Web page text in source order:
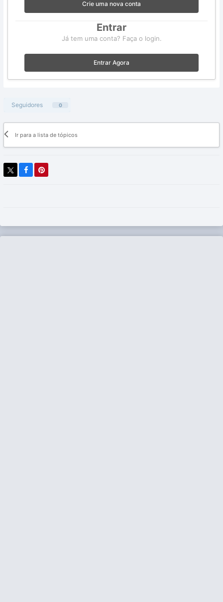
Crie uma nova conta
Entrar
Já tem uma conta? Faça o login.
Entrar Agora
Seguidores 0
Ir para a lista de tópicos